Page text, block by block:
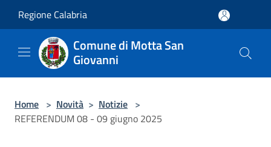
Regione Calabria
Comune di Motta San
Giovanni
Home > Novità > Notizie >
REFERENDUM 08 - 09 giugno 2025